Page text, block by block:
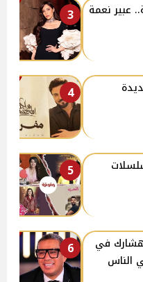
3
عبير نعمة
4
جديدة
5
6
في
الناس